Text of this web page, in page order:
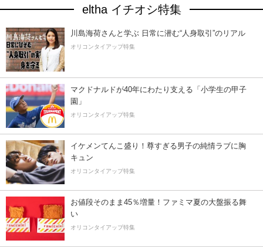
eltha イチオシ特集
川島海荷さんと学ぶ 日常に潜む“人身取引”のリアル
オリコンタイアップ特集
マクドナルドが40年にわたり支える「小学生の甲子
園」
オリコンタイアップ特集
イケメンてんこ盛り！尊すぎる男子の純情ラブに胸
キュン
オリコンタイアップ特集
お値段そのまま45％増量！ファミマ夏の大盤振る舞
い
オリコンタイアップ特集